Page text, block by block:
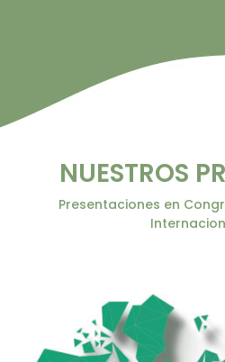
NUESTROS
Presentaciones en